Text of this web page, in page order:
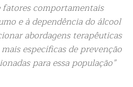
fatores comportamentais
e à dependência do álcool
abordagens terapêuticas
específicas de prevenção
para essa população”